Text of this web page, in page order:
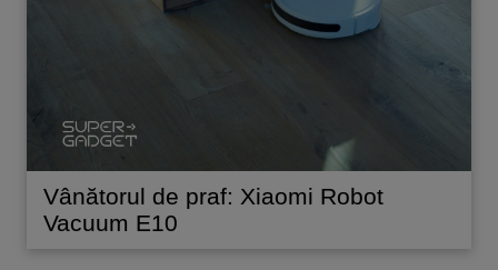
Vânătorul de praf: Xiaomi Robot
Vacuum E10